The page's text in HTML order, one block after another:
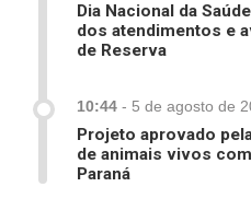
Dia Nacional da
dos atendimentos e
de Reserva
10:44 - 5 de agosto de
Projeto aprovado
de animais vivos
Paraná